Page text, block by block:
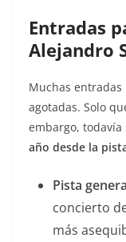
Entradas
Alejandro
Muchas
agotadas. Solo
embargo, todavía
año desde la
Pista
concierto
más